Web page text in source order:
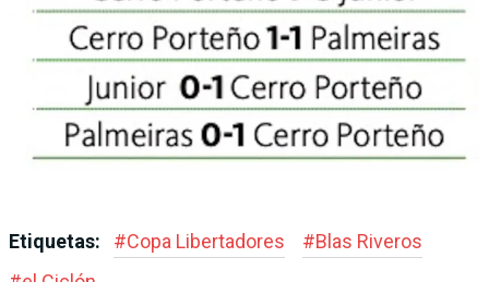
Etiquetas: #Copa Libertadores #Blas Riveros